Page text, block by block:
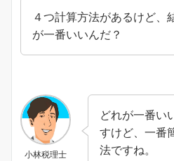
４つ計算方法があるけど、
が一番いいんだ？
小林税理士
どれが一番い
すけど、一番
法ですね。